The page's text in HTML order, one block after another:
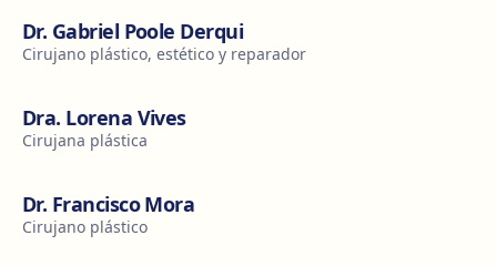
Dr. Gabriel Poole Derqui
Cirujano plástico, estético y reparador
Dra. Lorena Vives
Cirujana plástica
Dr. Francisco Mora
Cirujano plástico